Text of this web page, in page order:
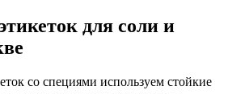
для соли и
со специями используем стойкие